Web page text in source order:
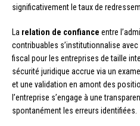
significativement le taux de
La relation de confiance entre
contribuables s’institutionnalise
fiscal pour les entreprises de taille
sécurité juridique accrue via un
et une validation en amont des
l’entreprise s’engage à une
spontanément les erreurs identifiées.